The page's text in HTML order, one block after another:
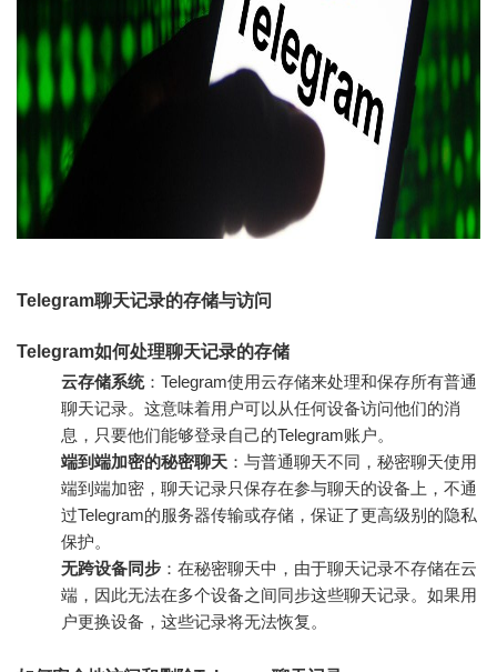
Telegram聊天记录的存储与访问
Telegram如何处理聊天记录的存储
云存储系统：Telegram使用云存储来处理和保存所有普通
聊天记录。这意味着用户可以从任何设备访问他们的消
息，只要他们能够登录自己的Telegram账户。
端到端加密的秘密聊天 ：与普通聊天不同，秘密聊天使用
端到端加密，聊天记录只保存在参与聊天的设备上，不通
过Telegram的服务器传输或存储，保证了更高级别的隐私
保护。
无跨设备同步 ：在秘密聊天中，由于聊天记录不存储在云
端，因此无法在多个设备之间同步这些聊天记录。如果用
户更换设备，这些记录将无法恢复。